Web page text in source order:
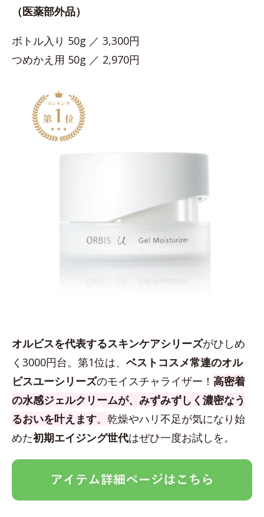
（医薬部外品）
ボトル入り 50g ／ 3,300円
つめかえ用 50g ／ 2,970円
オルビスを代表するスキンケアシリーズがひしめ
く3000円台。第1位は、 ベストコスメ常連のオル
ビスユーシリーズのモイスチャライザー！ 高密着
の水感ジェルクリームが、みずみずしく濃密なう
るおいを叶えます。 乾燥やハリ不足が気になり始
めた初期エイジング世代はぜひ一度お試しを。